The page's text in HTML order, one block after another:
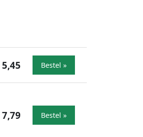
5,45 Bestel »
7,79 Bestel »